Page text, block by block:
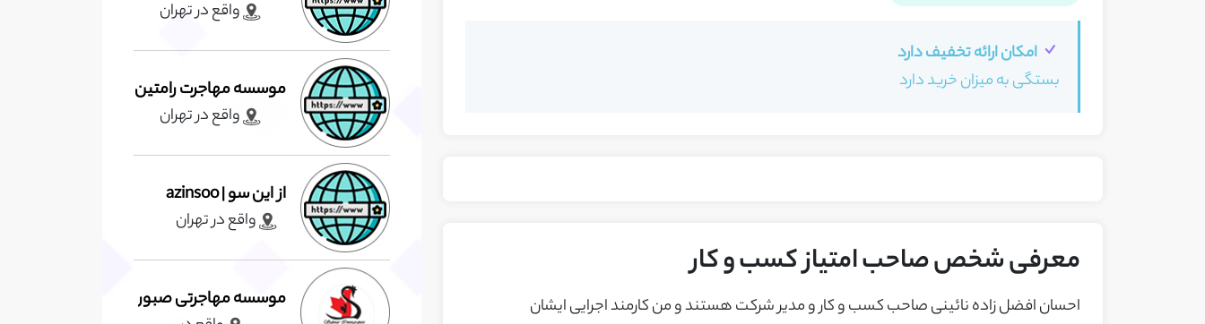
امکان ارائه تخفیف دارد
بستگی به میزان خرید دارد
معرفی شخص صاحب امتیاز کسب و کار
احسان افضل زاده نائینی صاحب کسب و کار و مدیر شرکت هستند و من کارمند اجرایی ایشان
واقع در تهران
موسسه مهاجرت رامتین
واقع در تهران
از این سو | azinsoo
واقع در تهران
موسسه مهاجرتی صبور